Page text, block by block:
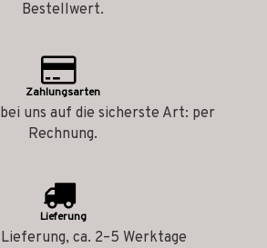
Bestellwert.
Zahlungsarten
uns auf die sicherste Art: per
Rechnung.
Lieferung
ca. 2–5 Werktage